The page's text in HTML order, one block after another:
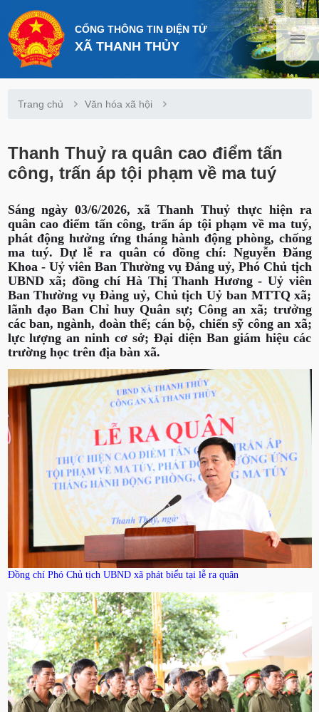
CỔNG THÔNG TIN ĐIỆN TỬ
XÃ THANH THỦY
Trang chủ Văn hóa xã hội
Thanh Thuỷ ra quân cao điểm tấn
công, trấn áp tội phạm về ma tuý
Sáng ngày 03/6/2026, xã Thanh Thuỷ thực hiện ra
quân cao điểm tấn công, trấn áp tội phạm về ma tuý,
phát động hưởng ứng tháng hành động phòng, chống
ma tuý. Dự lễ ra quân có đồng chí: Nguyễn Đăng
Khoa - Uỷ viên Ban Thường vụ Đảng uỷ, Phó Chủ tịch
UBND xã; đồng chí Hà Thị Thanh Hương - Uỷ viên
Ban Thường vụ Đảng uỷ, Chủ tịch Uỷ ban MTTQ xã;
lãnh đạo Ban Chỉ huy Quân sự; Công an xã; trưởng
các ban, ngành, đoàn thể; cán bộ, chiến sỹ công an xã;
lực lượng an ninh cơ sở; Đại diện Ban giám hiệu các
trường học trên địa bàn xã.
Đồng chí Phó Chủ tịch UBND xã phát biểu tại lễ ra quân